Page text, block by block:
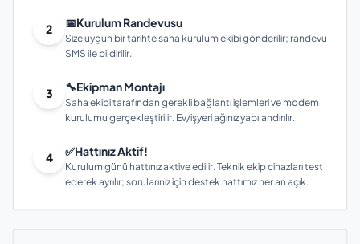
2 📅Kurulum Randevusu
Size uygun bir tarihte saha kurulum ekibi gönderilir; randevu
SMS ile bildirilir.
3 🔧Ekipman Montajı
Saha ekibi tarafından gerekli bağlantı işlemleri ve modem
kurulumu gerçekleştirilir. Ev/işyeri ağınız yapılandırılır.
4 ✅Hattınız Aktif!
Kurulum günü hattınız aktive edilir. Teknik ekip cihazları test
ederek ayrılır; sorularınız için destek hattımız her an açık.